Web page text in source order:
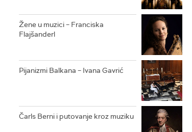
Žene u muzici – Franciska
Flajšanderl
Pijanizmi Balkana – Ivana Gavrić
Čarls Berni i putovanje kroz muziku